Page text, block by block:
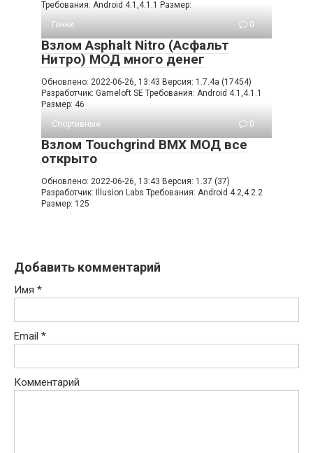
Требования: Android 4.1,4.1.1 Размер:
Гонки
0
Взлом Asphalt Nitro (Асфальт
Нитро) МОД много денег
Обновлено: 2022-06-26, 13:43 Версия: 1.7.4a (17454)
Разработчик: Gameloft SE Требования: Android 4.1,4.1.1
Размер: 46
Спортивные
0
Взлом Touchgrind BMX МОД все
открыто
Обновлено: 2022-06-26, 13:43 Версия: 1.37 (37)
Разработчик: Illusion Labs Требования: Android 4.2,4.2.2
Размер: 125
Добавить комментарий
Имя *
Email *
Комментарий